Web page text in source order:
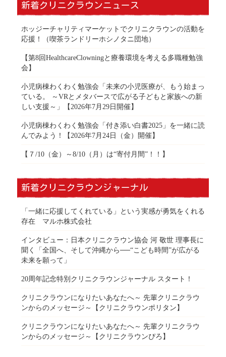
新着クリニクラウンニュース
ホッジーチャリティマーケットでクリニクラウンの活動を
応援！（喫茶ランドリーホシノタニ団地）
【第8回HealthcareClowningと療養環境を考える多職種勉強
会】
小児病棟わくわく勉強会「未来の小児医療が、もう始まっ
ている。 ～VRとメタバースで広がる子どもと家族への新
しい支援～」【2026年7月29日開催】
小児病棟わくわく勉強会「付き添い白書2025」を一緒に読
んでみよう！【2026年7月24日（金）開催】
【７/10（金）～8/10（月）は“寄付月間”！！】
新着クリニクラウンジャーナル
「一緒に応援してくれている」という実感が勇気をくれる
存在 マルホ株式会社
インタビュー：日本クリニクラウン協会 河 敬世 理事長に
聞く「全国へ、そして沖縄から──“こども時間”が広がる
未来を願って」
20周年記念特別クリニクラウンジャーナル スタート！
クリニクラウンになりたいあなたへ～ 先輩クリニクラウ
ンからのメッセージ～【クリニクラウンポリタン】
クリニクラウンになりたいあなたへ～ 先輩クリニクラウ
ンからのメッセージ～【クリニクラウンぴろ】